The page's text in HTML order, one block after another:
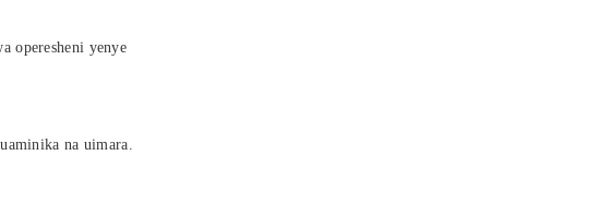
operesheni yenye
na uimara.